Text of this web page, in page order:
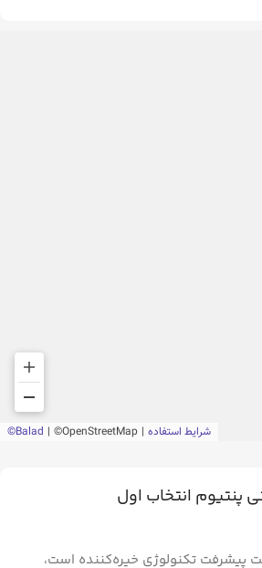
پنتیوم انتخاب اول
پیشرفت تکنولوژی خیره‌کننده است،